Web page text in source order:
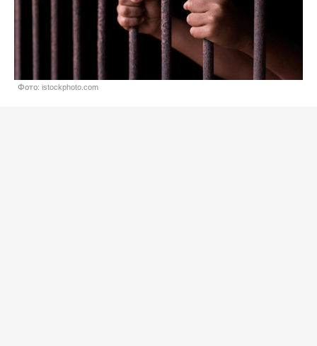
Фото: istockphoto.com